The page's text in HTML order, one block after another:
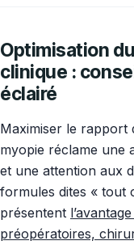
Optimisation
clinique :
éclairé
Maximiser le rapport
myopie réclame une
et une attention aux
formules dites « tout
présentent
préopératoires,